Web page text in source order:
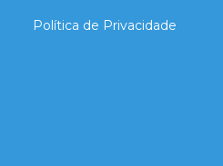
Política de Privacidade